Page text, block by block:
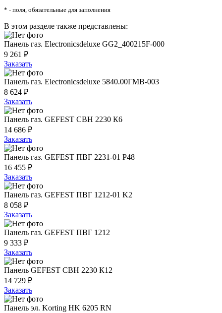
* - поля, обязательные для заполнения
В этом разделе также представлены:
Панель газ. Electronicsdeluxe GG2_400215F-000
9 261 ₽
Заказать
Панель газ. Electronicsdeluxe 5840.00ГМВ-003
8 624 ₽
Заказать
Панель газ. GEFEST СВН 2230 К6
14 686 ₽
Заказать
Панель газ. GEFEST ПВГ 2231-01 Р48
16 455 ₽
Заказать
Панель газ. GEFEST ПВГ 1212-01 K2
8 058 ₽
Заказать
Панель газ. GEFEST ПВГ 1212
9 333 ₽
Заказать
Панель GEFEST СВН 2230 К12
14 729 ₽
Заказать
Панель эл. Korting HK 6205 RN